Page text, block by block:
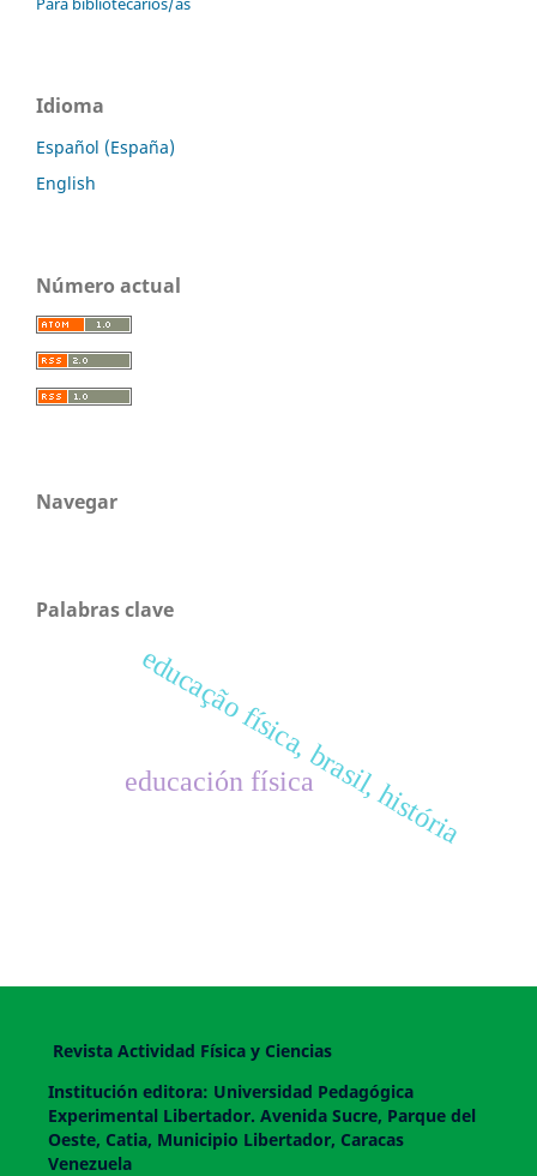
Idioma
Español (España)
English
Número actual
Navegar
Palabras clave
educación física
educação física, brasil, história
Revista Actividad Física y Ciencias
Institución editora: Universidad Pedagógica
Experimental Libertador. Avenida Sucre, Parque del
Oeste, Catia, Municipio Libertador, Caracas
Venezuela